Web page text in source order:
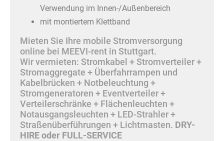
Verwendung im Innen-/Außenbereich
mit montiertem Klettband
Mieten Sie Ihre mobile Stromversorgung
online bei MEEVI-rent in Stuttgart.
Wir vermieten: Stromkabel + Stromverteiler +
Stromaggregate + Überfahrrampen und
Kabelbrücken + Notbeleuchtung +
Stromgeneratoren + Eventverteiler +
Verteilerschränke + Flächenleuchten +
Notausgangsleuchten + LED-Strahler +
Straßenüberführungen + Lichtmasten. DRY-
HIRE oder FULL-SERVICE